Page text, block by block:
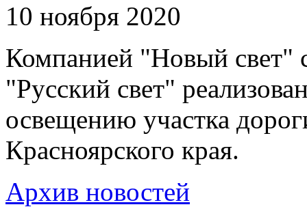
10 ноября 2020
Компанией "Новый свет"
"Русский свет"
освещению участка
Красноярского края.
Архив новостей